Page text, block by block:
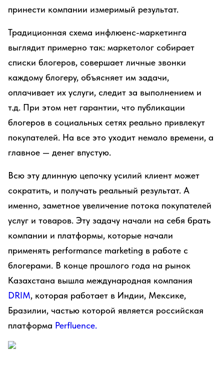
принести компании измеримый результат.
Традиционная схема инфлюенс-маркетинга
выглядит примерно так: маркетолог собирает
списки блогеров, совершает личные звонки
каждому блогеру, объясняет им задачи,
оплачивает их услуги, следит за выполнением и
т.д. При этом нет гарантии, что публикации
блогеров в социальных сетях реально привлекут
покупателей. На все это уходит немало времени, а
главное — денег впустую.
Всю эту длинную цепочку усилий клиент может
сократить, и получать реальный результат. А
именно, заметное увеличение потока покупателей
услуг и товаров. Эту задачу начали на себя брать
компании и платформы, которые начали
применять performance marketing в работе с
блогерами. В конце прошлого года на рынок
Казахстана вышла международная компания
DRIM, которая работает в Индии, Мексике,
Бразилии, частью которой является российская
платформа Perfluence.